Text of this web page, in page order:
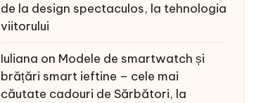
de la design spectaculos, la tehnologia
viitorului
Iuliana on Modele de smartwatch și
brățări smart ieftine – cele mai
căutate cadouri de Sărbători, la